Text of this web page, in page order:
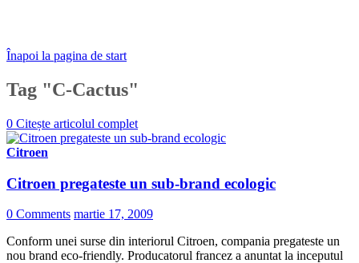
Înapoi la pagina de start
Tag "C-Cactus"
0 Citește articolul complet
Citroen
Citroen pregateste un sub-brand ecologic
0 Comments martie 17, 2009
Conform unei surse din interiorul Citroen, compania pregateste un
nou brand eco-friendly. Producatorul francez a anuntat la inceputul